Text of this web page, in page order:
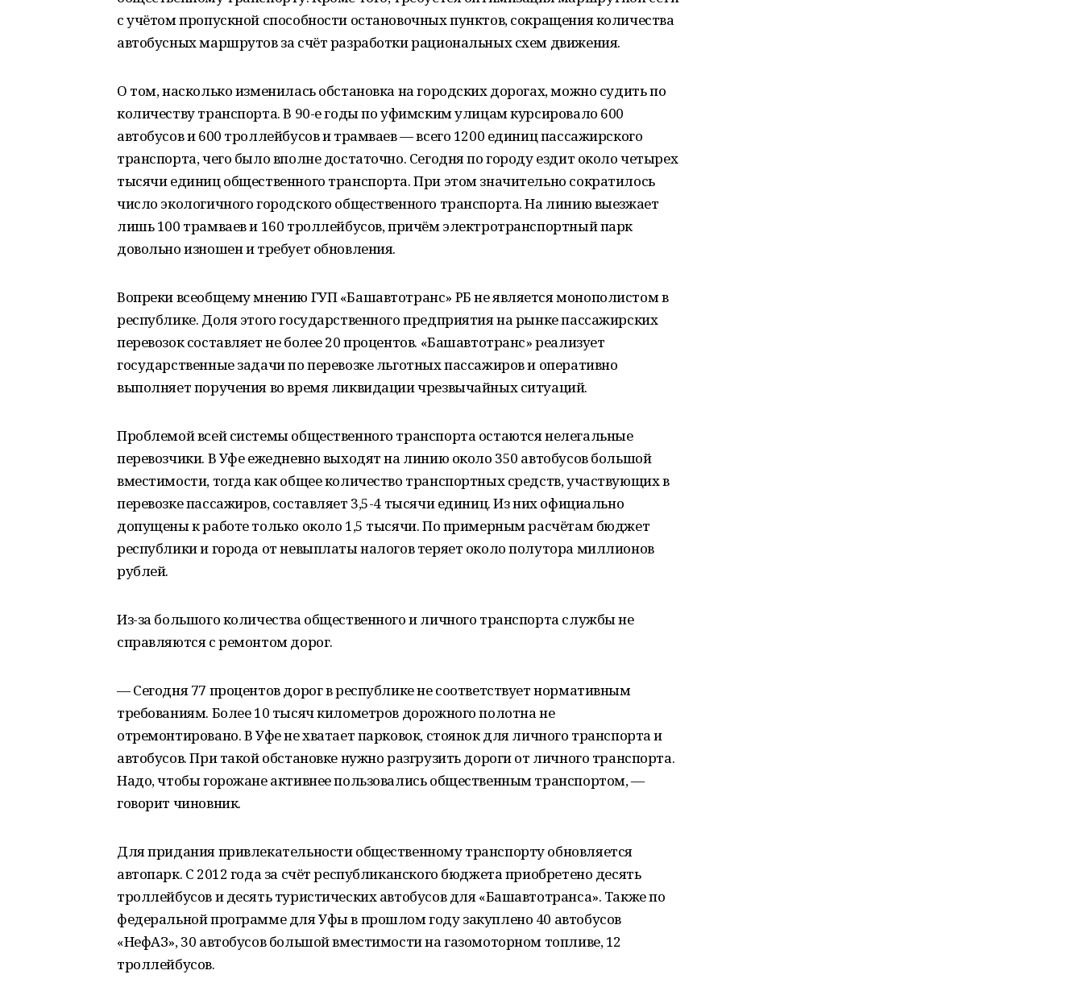
с учётом пропускной способности остановочных пунктов, сокращения количества
автобусных маршрутов за счёт разработки рациональных схем движения.
О том, насколько изменилась обстановка на городских дорогах, можно судить по
количеству транспорта. В 90-е годы по уфимским улицам курсировало 600
автобусов и 600 троллейбусов и трамваев — всего 1200 единиц пассажирского
транспорта, чего было вполне достаточно. Сегодня по городу ездит около четырех
тысячи единиц общественного транспорта. При этом значительно сократилось
число экологичного городского общественного транспорта. На линию выезжает
лишь 100 трамваев и 160 троллейбусов, причём электротранспортный парк
довольно изношен и требует обновления.
Вопреки всеобщему мнению ГУП «Башавтотранс» РБ не является монополистом в
республике. Доля этого государственного предприятия на рынке пассажирских
перевозок составляет не более 20 процентов. «Башавтотранс» реализует
государственные задачи по перевозке льготных пассажиров и оперативно
выполняет поручения во время ликвидации чрезвычайных ситуаций.
Проблемой всей системы общественного транспорта остаются нелегальные
перевозчики. В Уфе ежедневно выходят на линию около 350 автобусов большой
вместимости, тогда как общее количество транспортных средств, участвующих в
перевозке пассажиров, составляет 3,5-4 тысячи единиц. Из них официально
допущены к работе только около 1,5 тысячи. По примерным расчётам бюджет
республики и города от невыплаты налогов теряет около полутора миллионов
рублей.
Из-за большого количества общественного и личного транспорта службы не
справляются с ремонтом дорог.
— Сегодня 77 процентов дорог в республике не соответствует нормативным
требованиям. Более 10 тысяч километров дорожного полотна не
отремонтировано. В Уфе не хватает парковок, стоянок для личного транспорта и
автобусов. При такой обстановке нужно разгрузить дороги от личного транспорта.
Надо, чтобы горожане активнее пользовались общественным транспортом, —
говорит чиновник.
Для придания привлекательности общественному транспорту обновляется
автопарк. С 2012 года за счёт республиканского бюджета приобретено десять
троллейбусов и десять туристических автобусов для «Башавтотранса». Также по
федеральной программе для Уфы в прошлом году закуплено 40 автобусов
«НефАЗ», 30 автобусов большой вместимости на газомоторном топливе, 12
троллейбусов.